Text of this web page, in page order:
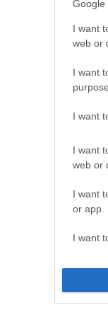
Google
I want
web or
I want
I want
I want
web or
I want
or app.
I want
I want
PROMÓ